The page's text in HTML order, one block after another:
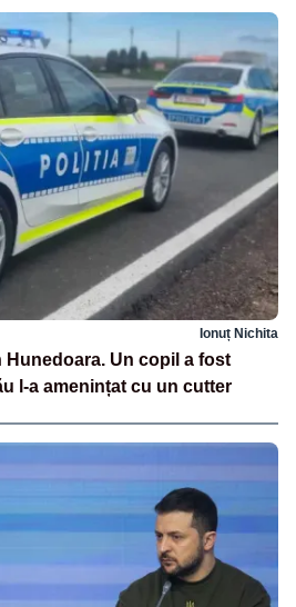
Ionuț Nichita
Hunedoara. Un copil a fost
l-a amenințat cu un cutter